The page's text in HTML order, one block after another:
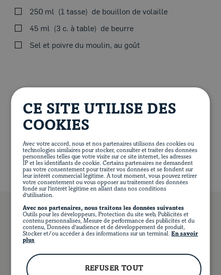
Blogue
EN
250 ml
1 tasse de bouillon de volaille
45 ml
3 c. à table de beurre
Sel et poivre du moulin, au goût
avec le reste de l’huile, le sirop d’érable et les herbes.
Saler et poivrer. Réserver les légumes sur une assiette.
la longe. Poursuivre la cuisson au four de 25 à 30
minutes ou jusqu’à ce qu’un thermomètre inséré au
centre de la viande indique 60 °C (140 °F). Déposer le
rôti sur une planche à découper, couvrir de papier
d’aluminium et laisser reposer 10 minutes avant de le
couper en tranches. Poursuivre la cuisson des légumes
au four quelques minutes au besoin, jusqu'à ce qu’ils
soient tendres et dorés.
Porter à ébullition le bouillon réservé. Hors du feu,
ajouter le beurre et mélanger jusqu'à ce qu’il soit fondu.
Saler et poivrer.
Servir les tranches de rôti avec les légumes. Arroser du
bouillon.
25 g de glucides
6 g de fibres
VOUS POURRIEZ AUSSI AIMER…
CE SITE UTILISE DES
COOKIES
Avec votre accord, nous et nos partenaires utilisons des cookies ou
technologies similaires pour stocker, consulter et traiter des données
personnelles telles que votre visite sur ce site internet, les adresses
IP et les identifiants de cookie. Certains partenaires ne demandent
pas votre consentement pour traiter vos données et se fondent sur
leur intérêt commercial légitime. À tout moment, vous pouvez retirer
votre consentement ou vous opposer au traitement des données
fondé sur l'intérêt légitime en allant dans nos conditions
d'utilisation.
Avec nos partenaires, nous traitons les données suivantes
Outils pour les développeurs, Protection du site web, Publicités et
contenu personnalisés, Mesure de performance des publicités et du
contenu, Données d'audience et de développement de produit,
Stocker et/ou accéder à des informations sur un terminal. En savoir
plus
REFUSER TOUT